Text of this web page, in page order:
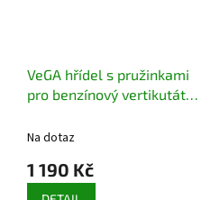
VeGA hřídel s pružinkami
pro benzínový vertikutátor
Na dotaz
1 190 Kč